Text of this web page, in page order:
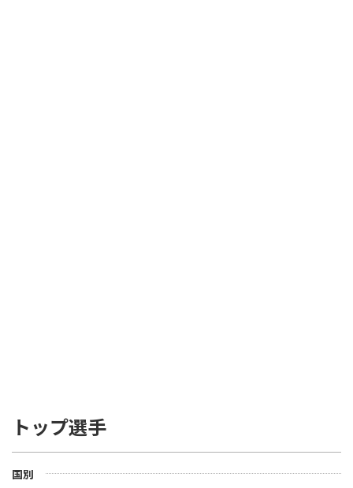
トップ選手
国別